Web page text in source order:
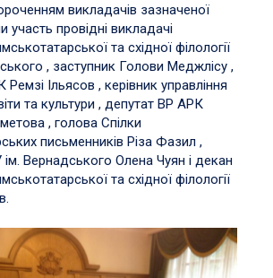
викладачів зазначеної
участь провідні викладачі
та східної філології
, заступник Голови Меджлісу ,
Ільясов , керівник управління
та культури , депутат ВР АРК
, голова Спілки
письменників Різа Фазил ,
Вернадського Олена Чуян і декан
та східної філології